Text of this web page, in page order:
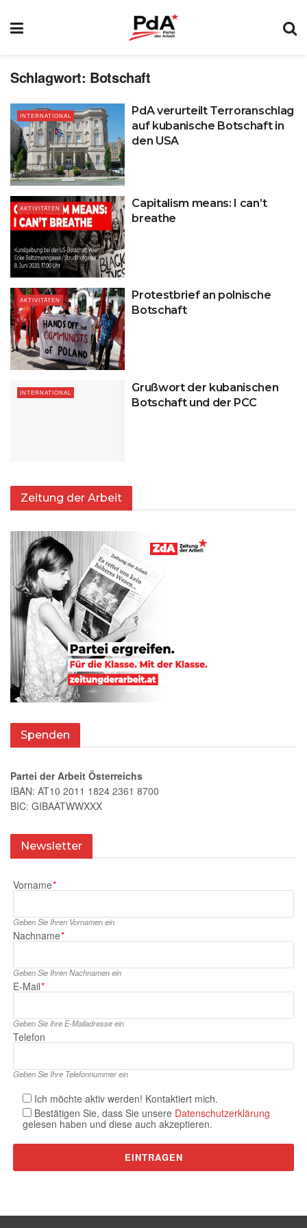
Schlagwort: Botschaft
INTERNATIONAL
PdA verurteilt Terroranschlag
auf kubanische Botschaft in
den USA
AKTIVITÄTEN
Capitalism means: I can’t
breathe
AKTIVITÄTEN
Protestbrief an polnische
Botschaft
INTERNATIONAL
Grußwort der kubanischen
Botschaft und der PCC
Zeitung der Arbeit
Spenden
Partei der Arbeit Österreichs
IBAN: AT10 2011 1824 2361 8700
BIC: GIBAATWWXXX
Newsletter
Vorname*
Geben Sie Ihren Vornamen ein
Nachname*
Geben Sie Ihren Nachnamen ein
E‑Mail*
Geben Sie ihre E‑Mailadresse ein
Telefon
Geben Sie Ihre Telefonnummer ein
Ich möchte aktiv werden! Kontaktiert mich.
Bestätigen Sie, dass Sie unsere Datenschutzerklärung
gelesen haben und diese auch akzeptieren.